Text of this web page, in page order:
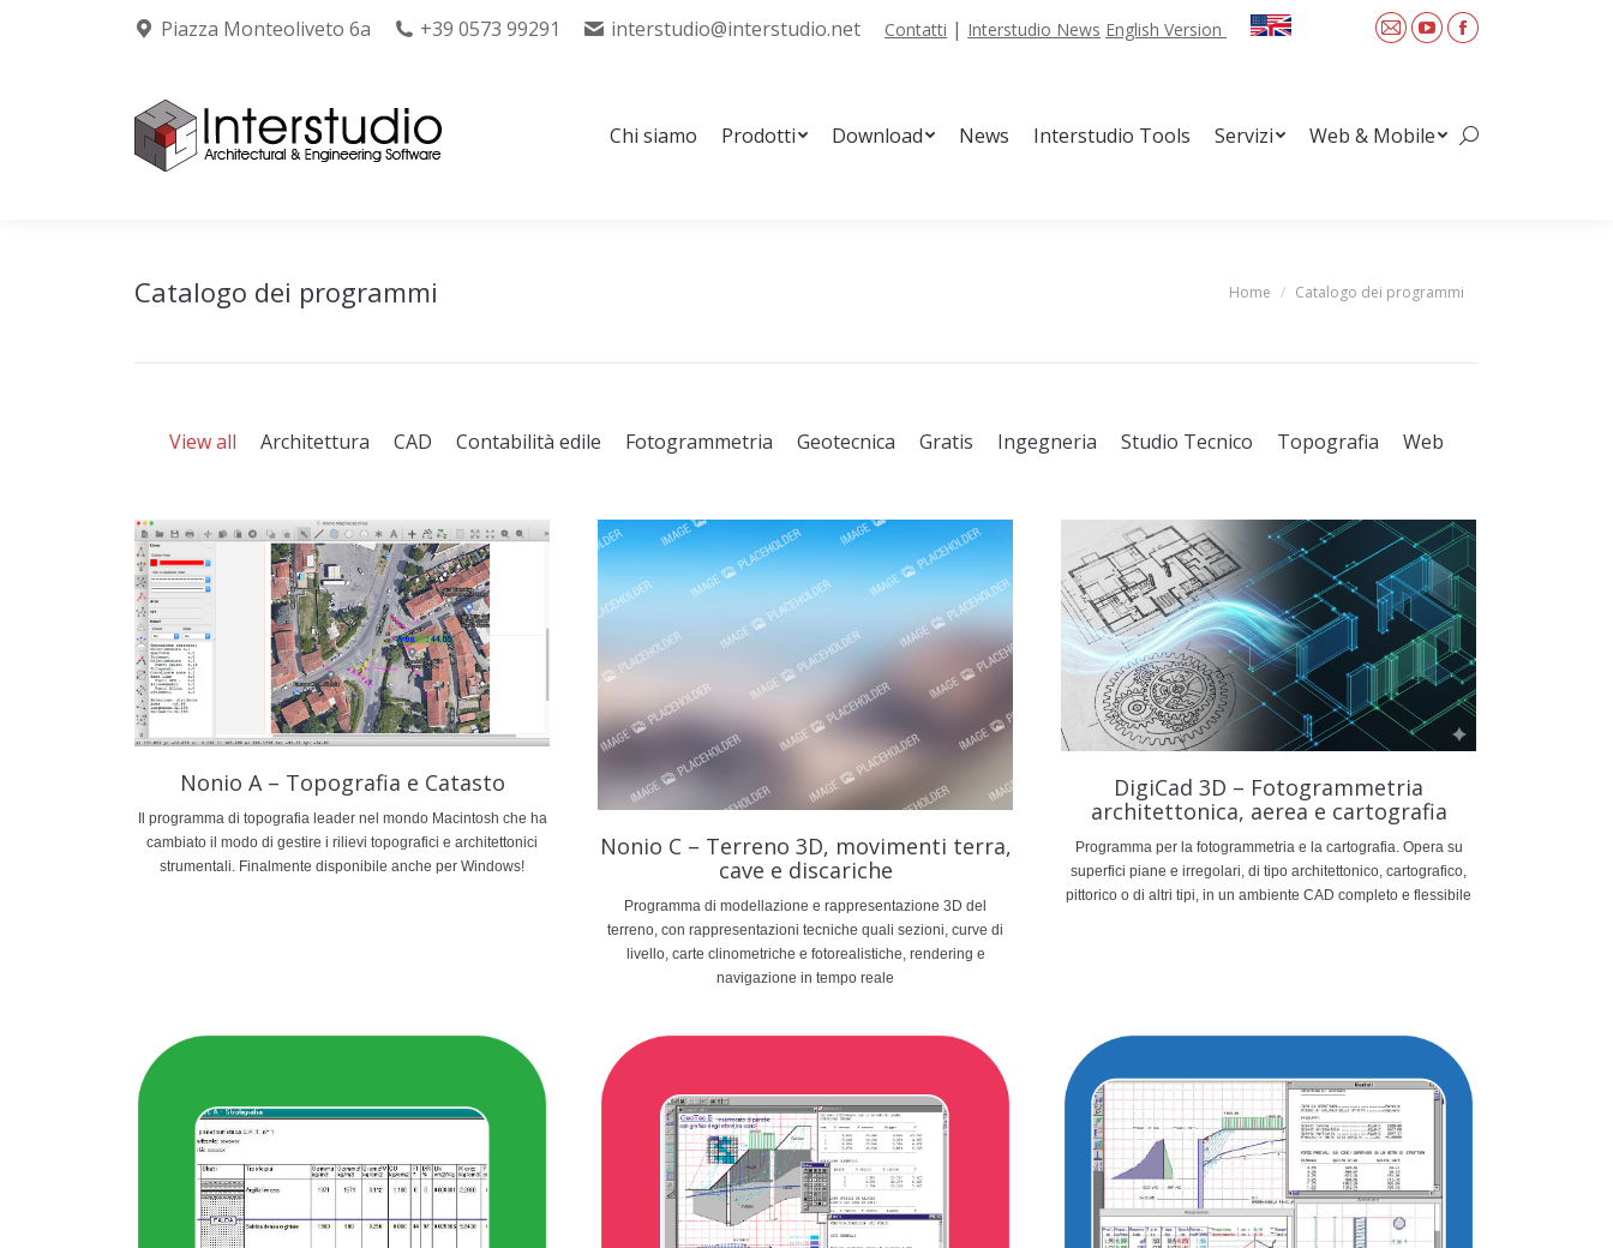
Piazza Monteoliveto 6a +39 0573 99291 interstudio@interstudio.net Contatti | Interstudio News English Version
Mail YouTubeFacebook
Chi siamo Prodotti Download News Interstudio Tools Servizi Web & Mobile Search:
Catalogo dei programmi You are here:
Home Catalogo dei programmi
View all Architettura CAD Contabilità edile Fotogrammetria Geotecnica Gratis Ingegneria Studio Tecnico Topografia Web
Nonio A – Topografia e Catasto
Il programma di topografia leader nel mondo Macintosh che ha
cambiato il modo di gestire i rilievi topografici e architettonici
strumentali. Finalmente disponibile anche per Windows!
Nonio C – Terreno 3D, movimenti terra,
cave e discariche
Programma di modellazione e rappresentazione 3D del
terreno, con rappresentazioni tecniche quali sezioni, curve di
livello, carte clinometriche e fotorealistiche, rendering e
navigazione in tempo reale
DigiCad 3D – Fotogrammetria
architettonica, aerea e cartografia
Programma per la fotogrammetria e la cartografia. Opera su
superfici piane e irregolari, di tipo architettonico, cartografico,
pittorico o di altri tipi, in un ambiente CAD completo e flessibile